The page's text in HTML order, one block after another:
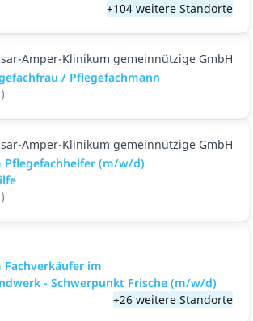
+104 weitere Standorte
Amper-Klinikum gemeinnützige GmbH
/ Pflegefachmann
Amper-Klinikum gemeinnützige GmbH
Pflegefachhelfer (m/w/d)
im
- Schwerpunkt Frische (m/w/d)
+26 weitere Standorte